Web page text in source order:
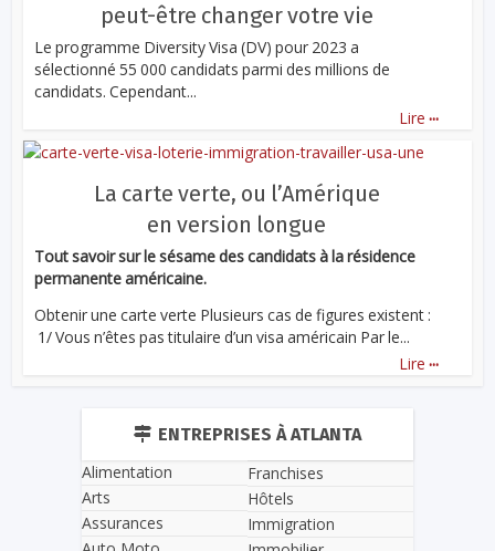
peut-être changer votre vie
Le programme Diversity Visa (DV) pour 2023 a
sélectionné 55 000 candidats parmi des millions de
candidats. Cependant...
Lire ...
La carte verte, ou l’Amérique
en version longue
Tout savoir sur le sésame des candidats à la résidence
permanente américaine.
Obtenir une carte verte Plusieurs cas de figures existent :
1/ Vous n’êtes pas titulaire d’un visa américain Par le...
Lire ...
ENTREPRISES À ATLANTA
Alimentation
Arts
Assurances
Franchises
Hôtels
Immigration